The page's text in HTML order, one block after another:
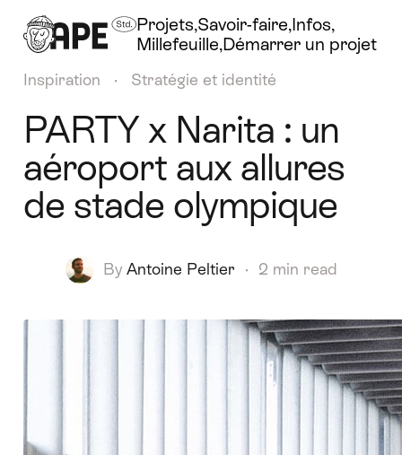
Projets Savoir-faire Infos
Millefeuille Démarrer un projet
Inspiration · Stratégie et identité
PARTY x Narita : un
aéroport aux allures
de stade olympique
By Antoine Peltier · 2 min read